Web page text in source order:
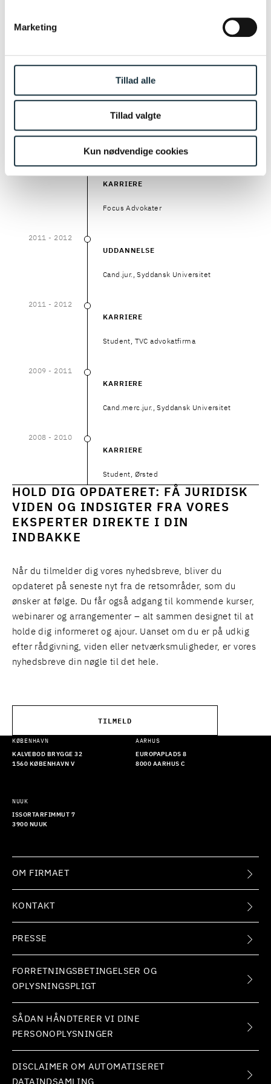
Marketing
Tillad alle
Tillad valgte
Kun nødvendige cookies
2018- 2024
2024
Kromann Reumert
2016- 2018
2016–2018
Underviser i immaterialret, Syddansk
KARRIERE
Focus Advokater
2011 - 2012
UDDANNELSE
Cand.jur., Syddansk Universitet
2011 - 2012
KARRIERE
Student, TVC advokatfirma
2009 - 2011
KARRIERE
Cand.merc.jur., Syddansk Universitet
2008 - 2010
KARRIERE
Student, Ørsted
HOLD DIG OPDATERET: FÅ JURIDISK
VIDEN OG INDSIGTER FRA VORES
EKSPERTER DIREKTE I DIN
INDBAKKE
Når du tilmelder dig vores nyhedsbreve, bliver du
opdateret på seneste nyt fra de retsområder, som du
ønsker at følge. Du får også adgang til kommende kurser,
webinarer og arrangementer – alt sammen designet til at
holde dig informeret og ajour. Uanset om du er på udkig
efter rådgivning, viden eller netværksmuligheder, er vores
nyhedsbreve din nøgle til det hele.
TILMELD
KØBENHAVN
KALVEBOD BRYGGE 32
1560 KØBENHAVN V
AARHUS
EUROPAPLADS 8
8000 AARHUS C
NUUK
ISSORTARFIMMUT 7
3900 NUUK
OM FIRMAET
KONTAKT
PRESSE
FORRETNINGSBETINGELSER OG
OPLYSNINGSPLIGT
SÅDAN HÅNDTERER VI DINE
PERSONOPLYSNINGER
DISCLAIMER OM AUTOMATISERET
DATAINDSAMLING